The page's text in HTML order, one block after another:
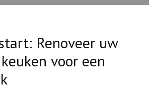
Renoveer uw
voor een